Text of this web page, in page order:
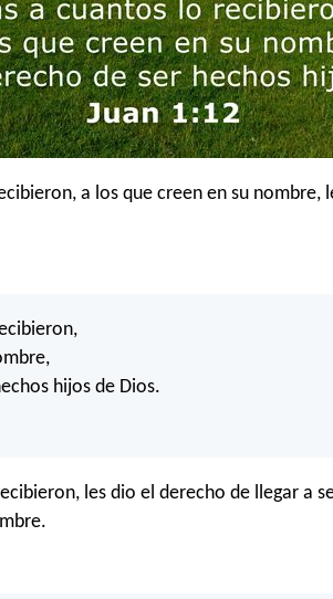
a los que creen en su nombre,
hijos de Dios.
les dio el derecho de llegar a